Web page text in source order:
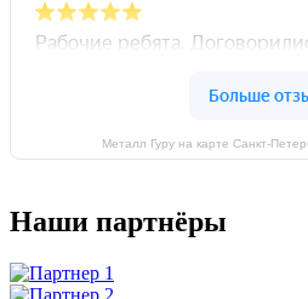
Металл Гуру на карте
Наши партнёры